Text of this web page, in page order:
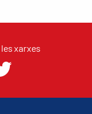
xarxes